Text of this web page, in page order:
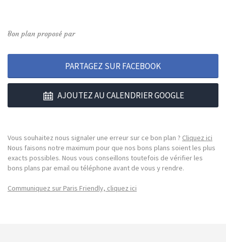
Bon plan proposé par
PARTAGEZ SUR FACEBOOK
AJOUTEZ AU CALENDRIER GOOGLE
Vous souhaitez nous signaler une erreur sur ce bon plan ? Cliquez ici
Nous faisons notre maximum pour que nos bons plans soient les plus
exacts possibles. Nous vous conseillons toutefois de vérifier les
bons plans par email ou téléphone avant de vous y rendre.
Communiquez sur Paris Friendly, cliquez ici